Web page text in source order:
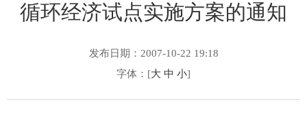
循环经济试点实施方案的通知
发布日期：2007-10-22 19:18
字体：[大 中 小]